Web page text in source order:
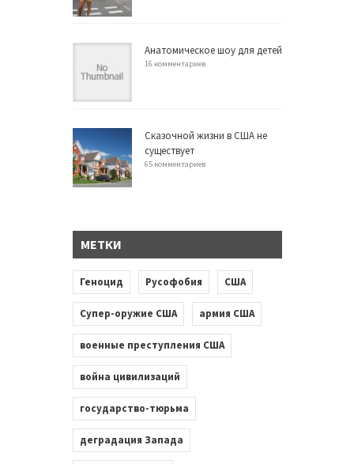
Анатомическое шоу для детей
16 комментариев
Сказочной жизни в США не
существует
65 комментариев
МЕТКИ
Геноцид Русофобия США
Супер-оружие США армия США
военные преступления США
война цивилизаций
государство-тюрьма
деградация Запада